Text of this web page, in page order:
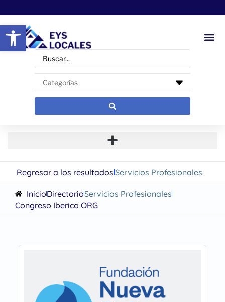
Abrir barra de herramientas
Regresar a los resultadosServicios Profesionales
InicioDirectorioServicios Profesionales
Congreso Iberico ORG